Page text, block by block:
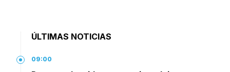
ÚLTIMAS NOTICIAS
09:00